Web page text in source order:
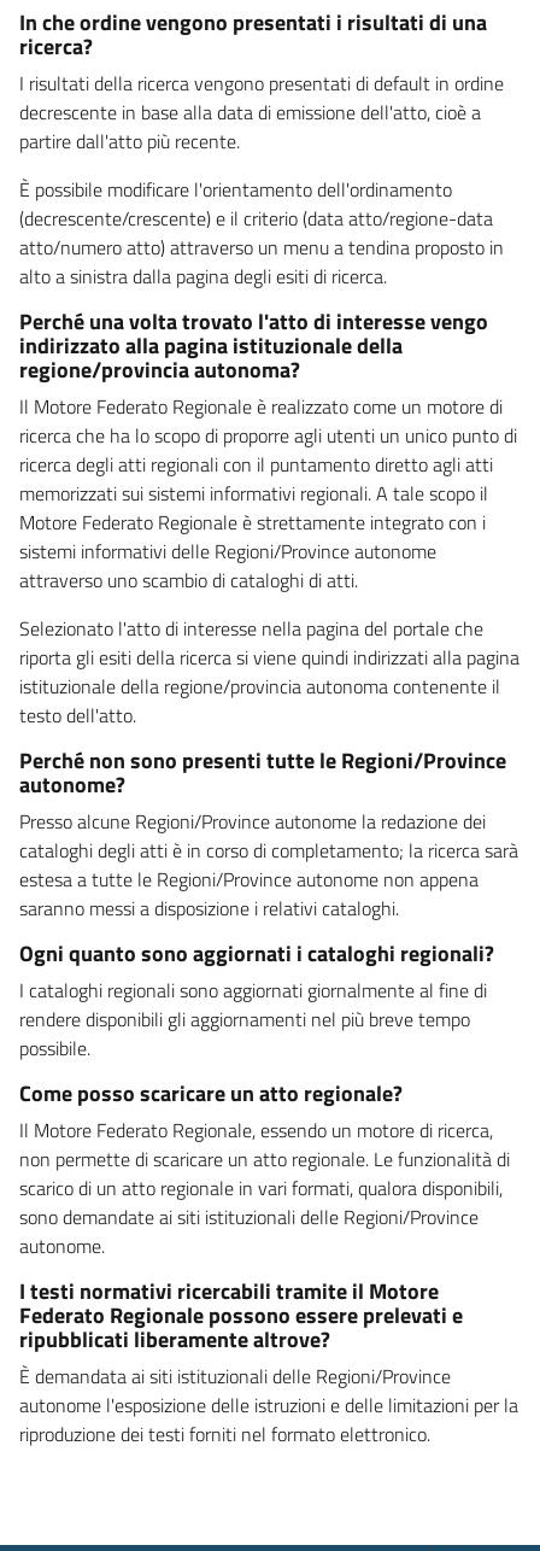
In che ordine vengono presentati i risultati di una
ricerca?
I risultati della ricerca vengono presentati di default in ordine
decrescente in base alla data di emissione dell'atto, cioè a
partire dall'atto più recente.
È possibile modificare l'orientamento dell'ordinamento
(decrescente/crescente) e il criterio (data atto/regione-data
atto/numero atto) attraverso un menu a tendina proposto in
alto a sinistra dalla pagina degli esiti di ricerca.
Perché una volta trovato l'atto di interesse vengo
indirizzato alla pagina istituzionale della
regione/provincia autonoma?
Il Motore Federato Regionale è realizzato come un motore di
ricerca che ha lo scopo di proporre agli utenti un unico punto di
ricerca degli atti regionali con il puntamento diretto agli atti
memorizzati sui sistemi informativi regionali. A tale scopo il
Motore Federato Regionale è strettamente integrato con i
sistemi informativi delle Regioni/Province autonome
attraverso uno scambio di cataloghi di atti.
Selezionato l'atto di interesse nella pagina del portale che
riporta gli esiti della ricerca si viene quindi indirizzati alla pagina
istituzionale della regione/provincia autonoma contenente il
testo dell'atto.
Perché non sono presenti tutte le Regioni/Province
autonome?
Presso alcune Regioni/Province autonome la redazione dei
cataloghi degli atti è in corso di completamento; la ricerca sarà
estesa a tutte le Regioni/Province autonome non appena
saranno messi a disposizione i relativi cataloghi.
Ogni quanto sono aggiornati i cataloghi regionali?
I cataloghi regionali sono aggiornati giornalmente al fine di
rendere disponibili gli aggiornamenti nel più breve tempo
possibile.
Come posso scaricare un atto regionale?
Il Motore Federato Regionale, essendo un motore di ricerca,
non permette di scaricare un atto regionale. Le funzionalità di
scarico di un atto regionale in vari formati, qualora disponibili,
sono demandate ai siti istituzionali delle Regioni/Province
autonome.
I testi normativi ricercabili tramite il Motore
Federato Regionale possono essere prelevati e
ripubblicati liberamente altrove?
È demandata ai siti istituzionali delle Regioni/Province
autonome l'esposizione delle istruzioni e delle limitazioni per la
riproduzione dei testi forniti nel formato elettronico.